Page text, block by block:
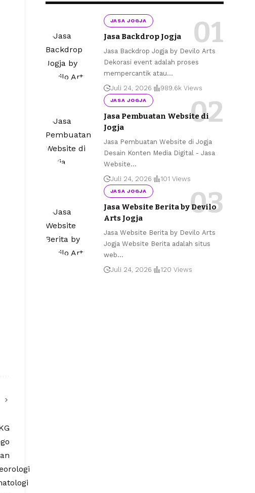
JASA JOGJA
Jasa Backdrop Jogja
Jasa Backdrop Jogja by Devilo Arts
Dekorasi event adalah proses
mempercantik atau…
Juli 24, 2026
989.6k Views
JASA JOGJA
Jasa Pembuatan Website di
Jogja
Jasa Pembuatan Website di Jogja
Desain Konten Media Digital - Jasa
Website…
Juli 24, 2026
101 Views
JASA JOGJA
Jasa Website Berita by Devilo
Arts Jogja
Jasa Website Berita by Devilo Arts
Jogja Website Berita adalah situs
web…
Juli 24, 2026
120 Views